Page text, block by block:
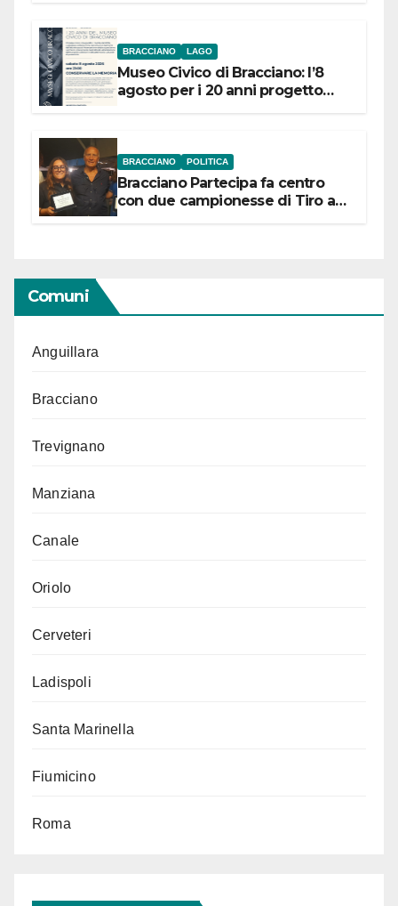
BRACCIANO LAGO
Museo Civico di Bracciano: l’8
agosto per i 20 anni progetto
BRACCIANO POLITICA
Bracciano Partecipa fa centro
con due campionesse di Tiro a
Comuni
Anguillara
Bracciano
Trevignano
Manziana
Canale
Oriolo
Cerveteri
Ladispoli
Santa Marinella
Fiumicino
Roma